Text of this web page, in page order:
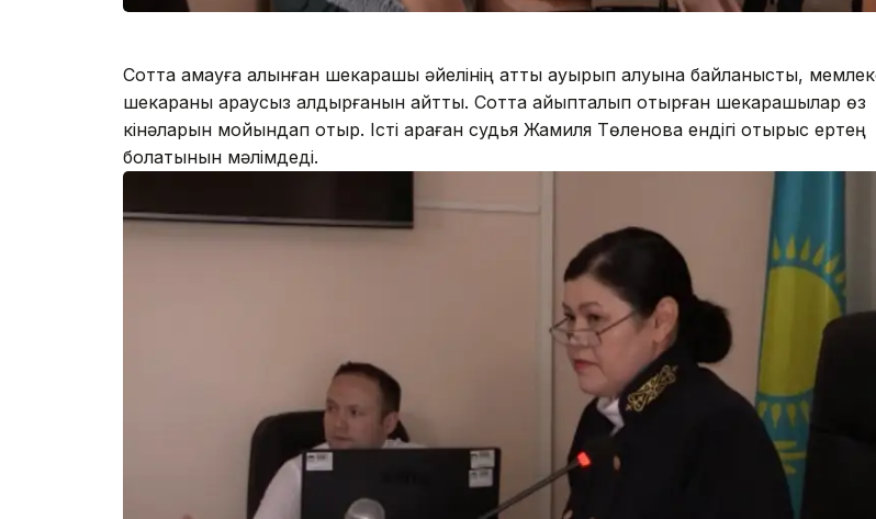
Сотта қамауға алынған шекарашы әйелінің қатты ауырып қалуына байланысты,
шекараны қараусыз қалдырғанын айтты. Сотта айыпталып отырған шекарашылар өз
кінәларын мойындап отыр. Істі қараған судья Жамиля Төленова ендігі отырыс ертең
болатынын мәлімдеді.